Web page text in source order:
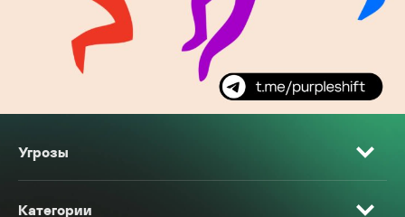
Угрозы
Категории